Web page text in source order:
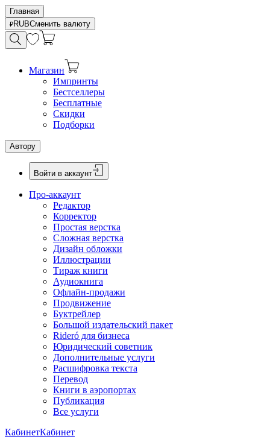
Главная
RUBСменить валюту
Магазин
Импринты
Бестселлеры
Бесплатные
Скидки
Подборки
Автору
Войти в аккаунт
Про-аккаунт
Редактор
Корректор
Простая верстка
Сложная верстка
Дизайн обложки
Иллюстрации
Тираж книги
Аудиокнига
Офлайн-продажи
Продвижение
Буктрейлер
Большой издательский пакет
Rideró для бизнеса
Юридический советник
Дополнительные услуги
Расшифровка текста
Перевод
Книги в аэропортах
Публикация
Все услуги
КабинетКабинет